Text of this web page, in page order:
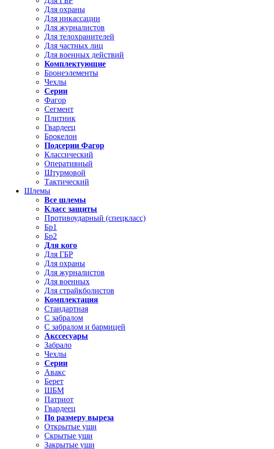
Для охраны
Для инкассации
Для журналистов
Для телохранителей
Для частных лиц
Для военных действий
Комплектующие
Бронеэлементы
Чехлы
Серии
Фагор
Сегмент
Плитник
Гвардеец
Брокелон
Подсерии Фагор
Классический
Оперативный
Штурмовой
Тактический
Шлемы
Все шлемы
Класс защиты
Противоударный (спецкласс)
Бр1
Бр2
Для кого
Для ГБР
Для охраны
Для журналистов
Для военных
Для страйкболистов
Комплектация
Стандартная
С забралом
С забралом и бармицей
Акссесуары
Забрало
Чехлы
Серии
Авакс
Берет
ШБМ
Патриот
Гвардеец
По размеру выреза
Открытые уши
Скрытые уши
Закрытые уши